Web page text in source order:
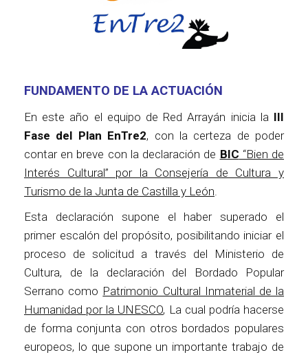
FUNDAMENTO DE LA ACTUACIÓN
En este año el equipo de Red Arrayán inicia la III
Fase del Plan EnTre2, con la certeza de poder
contar en breve con la declaración de BIC “Bien de
Interés Cultural” por la Consejería de Cultura y
Turismo de la Junta de Castilla y León
Esta declaración supone el haber superado el
primer escalón del propósito, posibilitando iniciar el
proceso de solicitud a través del Ministerio de
Cultura, de la declaración del Bordado Popular
Serrano como Patrimonio Cultural Inmaterial de la
Humanidad por la UNESCO, La cual podría hacerse
de forma conjunta con otros bordados populares
europeos, lo que supone un importante trabajo de